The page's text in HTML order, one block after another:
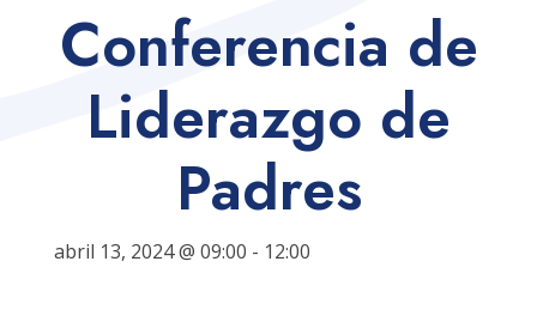
Conferencia de
Liderazgo de
Padres
abril 13, 2024 @ 09:00 - 12:00